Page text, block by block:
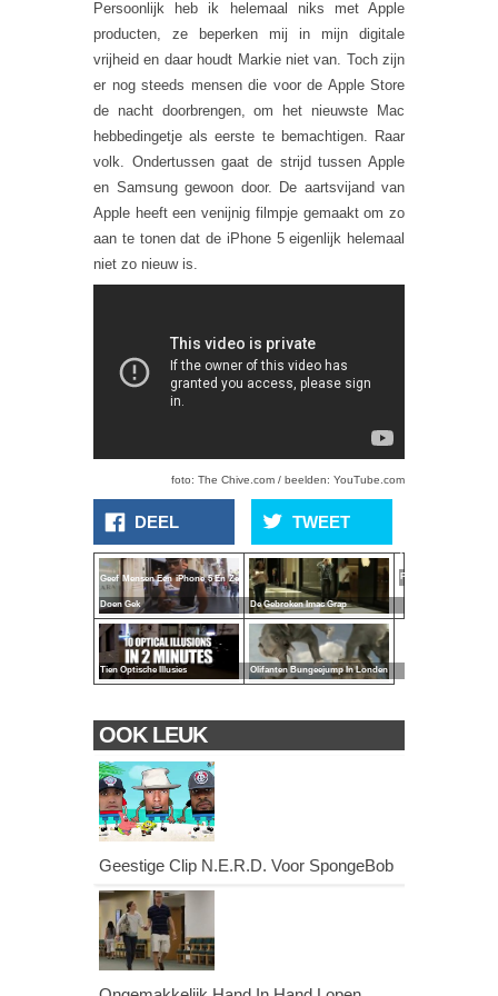
Persoonlijk heb ik helemaal niks met Apple
producten, ze beperken mij in mijn digitale
vrijheid en daar houdt Markie niet van. Toch zijn
er nog steeds mensen die voor de Apple Store
de nacht doorbrengen, om het nieuwste Mac
hebbedingetje als eerste te bemachtigen. Raar
volk. Ondertussen gaat de strijd tussen Apple
en Samsung gewoon door. De aartsvijand van
Apple heeft een venijnig filmpje gemaakt om zo
aan te tonen dat de iPhone 5 eigenlijk helemaal
niet zo nieuw is.
foto: The Chive.com / beelden: YouTube.com
DEEL TWEET
Geef Mensen Een iPhone 5 En Ze
Doen Gek De Gebroken Imac Grap
Advertentie
Parodieën
Tien Optische Illusies Olifanten Bungeejump In Londen
OOK LEUK
Geestige Clip N.E.R.D. Voor SpongeBob